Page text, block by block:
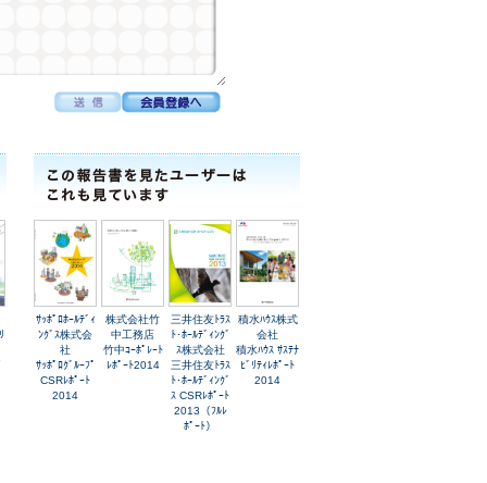
ｻｯﾎﾟﾛﾎｰﾙﾃﾞｨ
ﾝｸﾞｽ株式会
社
ｻｯﾎﾟﾛｸﾞﾙｰﾌﾟ
CSRﾚﾎﾟｰﾄ
2014
株式会社竹
中工務店
竹中ｺｰﾎﾟﾚｰﾄ
ﾚﾎﾟｰﾄ2014
三井住友ﾄﾗｽ
ﾄ･ﾎｰﾙﾃﾞｨﾝｸﾞ
ｽ株式会社
三井住友ﾄﾗｽ
ﾄ･ﾎｰﾙﾃﾞｨﾝｸﾞ
ｽ CSRﾚﾎﾟｰﾄ
2013（ﾌﾙﾚ
ﾎﾟｰﾄ）
積水ﾊｳｽ株式
会社
積水ﾊｳｽ ｻｽﾃﾅ
ﾋﾞﾘﾃｨﾚﾎﾟｰﾄ
2014